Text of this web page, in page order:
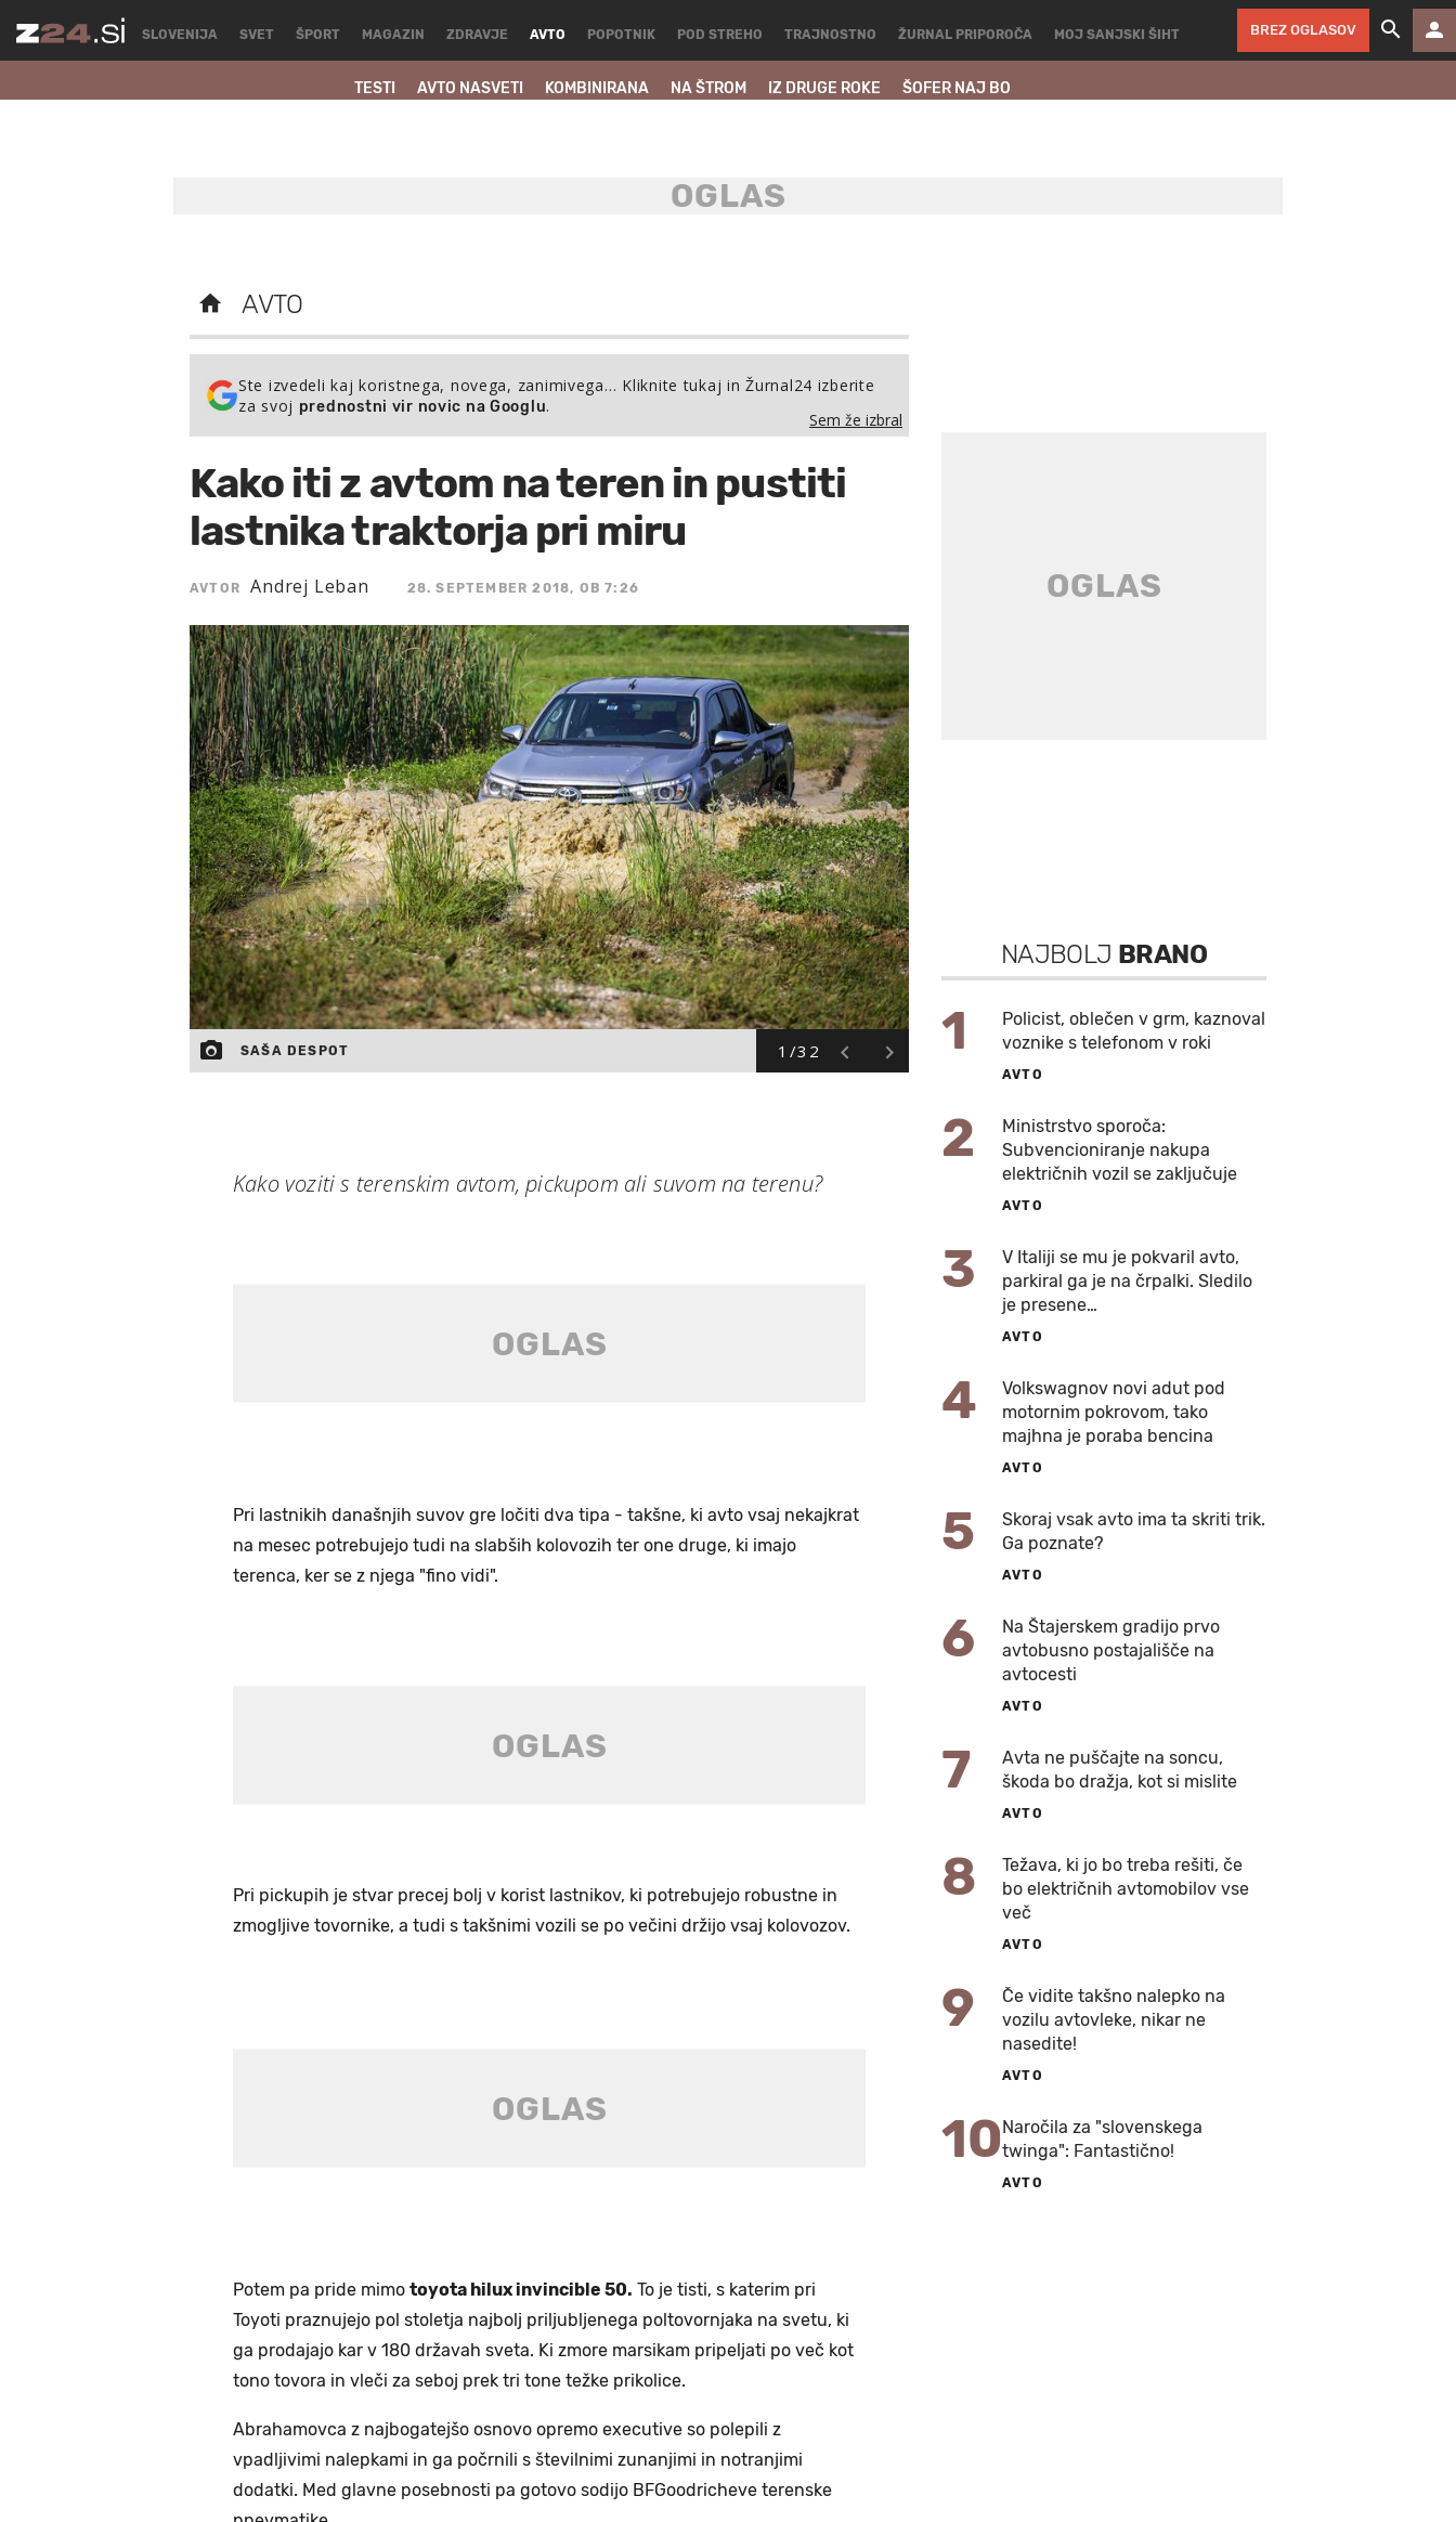
SLOVENIJA SVET ŠPORT MAGAZIN ZDRAVJE AVTO
TESTI AVTO NASVETI KOMBINIRANA NA ŠTROM IZ DRUGE ROKE ŠOFER NAJ BO
POPOTNIK POD STREHO TRAJNOSTNO ŽURNAL PRIPOROČA MOJ SANJSKI ŠIHT BREZ OGLASOV
AVTO
Ste izvedeli kaj koristnega, novega, zanimivega… Kliknite tukaj in Žurnal24 izberite
za svoj prednostni vir novic na Googlu.
Sem že izbral
Kako iti z avtom na teren in pustiti
lastnika traktorja pri miru
AVTOR Andrej Leban 28. SEPTEMBER 2018, OB 7:26
1/32
SAŠA DESPOT
Kako voziti s terenskim avtom, pickupom ali suvom na terenu?
Pri lastnikih današnjih suvov gre ločiti dva tipa - takšne, ki avto vsaj nekajkrat
na mesec potrebujejo tudi na slabših kolovozih ter one druge, ki imajo
terenca, ker se z njega "fino vidi".
Pri pickupih je stvar precej bolj v korist lastnikov, ki potrebujejo robustne in
zmogljive tovornike, a tudi s takšnimi vozili se po večini držijo vsaj kolovozov.
Potem pa pride mimo toyota hilux invincible 50. To je tisti, s katerim pri
Toyoti praznujejo pol stoletja najbolj priljubljenega poltovornjaka na svetu, ki
ga prodajajo kar v 180 državah sveta. Ki zmore marsikam pripeljati po več kot
tono tovora in vleči za seboj prek tri tone težke prikolice.
Abrahamovca z najbogatejšo osnovo opremo executive so polepili z
vpadljivimi nalepkami in ga počrnili s številnimi zunanjimi in notranjimi
dodatki. Med glavne posebnosti pa gotovo sodijo BFGoodricheve terenske
NAJBOLJ BRANO
1
Policist, oblečen v grm, kaznoval
voznike s telefonom v roki
AVTO
2
Ministrstvo sporoča:
Subvencioniranje nakupa
električnih vozil se zaključuje
AVTO
3
V Italiji se mu je pokvaril avto,
parkiral ga je na črpalki. Sledilo
je presene…
AVTO
4
Volkswagnov novi adut pod
motornim pokrovom, tako
majhna je poraba bencina
AVTO
5
Skoraj vsak avto ima ta skriti trik.
Ga poznate?
AVTO
6
Na Štajerskem gradijo prvo
avtobusno postajališče na
avtocesti
AVTO
7
Avta ne puščajte na soncu,
škoda bo dražja, kot si mislite
AVTO
8
Težava, ki jo bo treba rešiti, če
bo električnih avtomobilov vse
več
AVTO
9
Če vidite takšno nalepko na
vozilu avtovleke, nikar ne
nasedite!
AVTO
10Naročila za "slovenskega
twinga": Fantastično!
AVTO